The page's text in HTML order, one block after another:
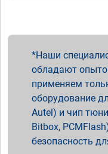
Наши
обладают
применяем
оборудование
Autel) и чип
Bitbox,
безопасность